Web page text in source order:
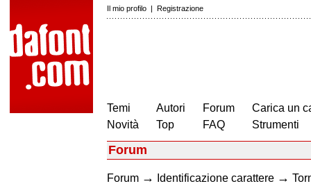
Il mio profilo | Registrazione
Temi
Novità
Autori
Top
Forum
FAQ
Carica un
Strumenti
Forum
Forum → Identificazione carattere →